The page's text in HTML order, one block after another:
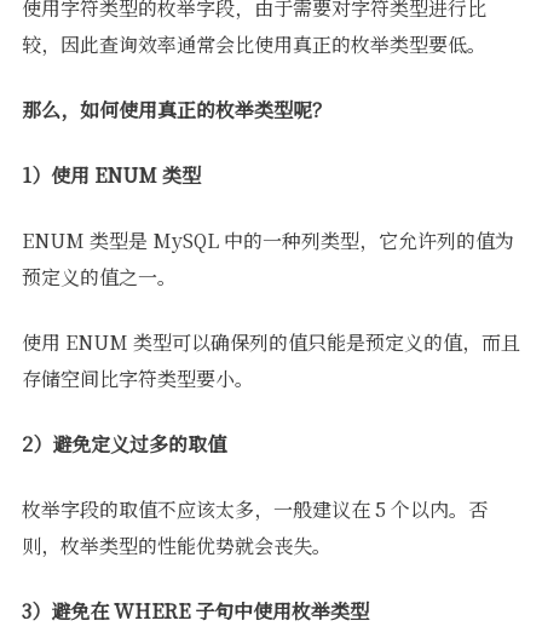
使用字符类型的枚举字段，由于需要对字符类型进行比
较，因此查询效率通常会比使用真正的枚举类型要低。
那么，如何使用真正的枚举类型呢？
1）使用 ENUM 类型
ENUM 类型是 MySQL 中的一种列类型，它允许列的值为
预定义的值之一。
使用 ENUM 类型可以确保列的值只能是预定义的值，而且
存储空间比字符类型要小。
2）避免定义过多的取值
枚举字段的取值不应该太多，一般建议在 5 个以内。否
则，枚举类型的性能优势就会丧失。
3）避免在 WHERE 子句中使用枚举类型